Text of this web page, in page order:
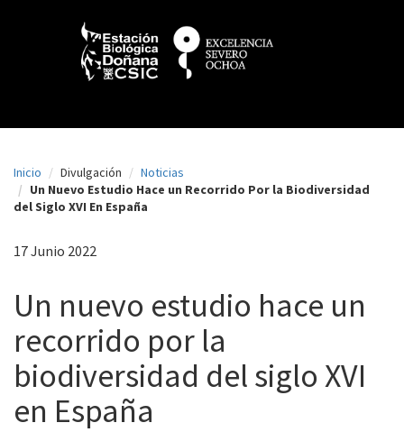
g
Inicio Divulgación
Noticias
Un Nuevo Estudio Hace un Recorrido Por la Biodiversidad
del Siglo XVI En España
17 Junio 2022
Un nuevo estudio hace un
recorrido por la
biodiversidad del siglo XVI
en España